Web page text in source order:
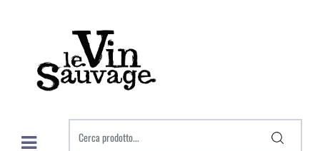
Open menu